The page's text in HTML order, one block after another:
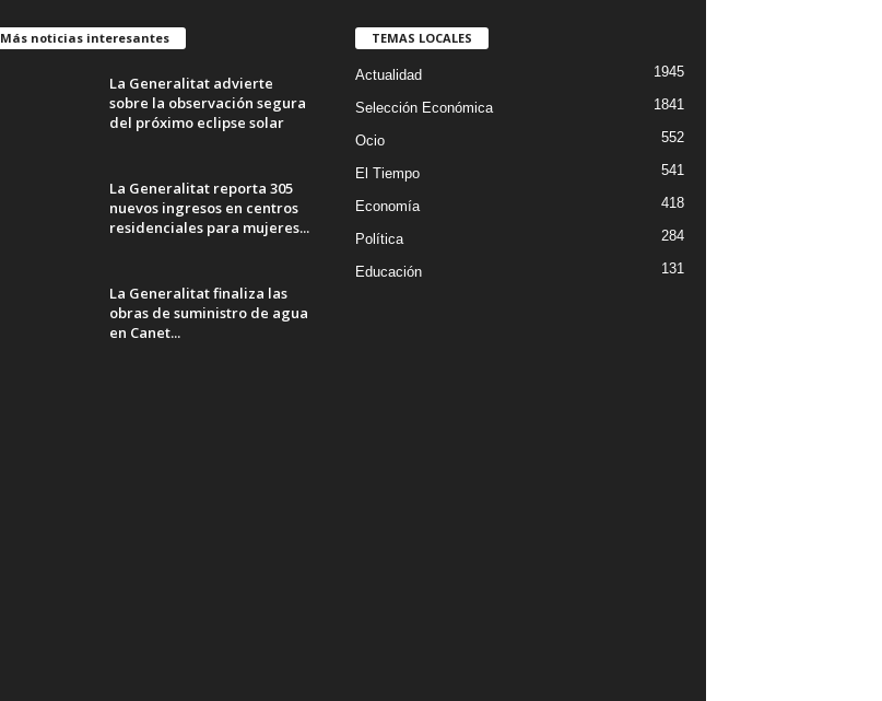
Más noticias interesantes
La Generalitat advierte
sobre la observación segura
del próximo eclipse solar
La Generalitat reporta 305
nuevos ingresos en centros
residenciales para mujeres...
La Generalitat finaliza las
obras de suministro de agua
en Canet...
TEMAS LOCALES
Actualidad 1945
Selección Económica 1841
Ocio 552
El Tiempo 541
Economía 418
Política 284
Educación 131